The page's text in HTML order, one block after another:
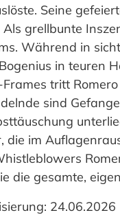
Seine
grellbunte
Während in
in teuren
tritt
sind
im
die gesamte,
24.06.2026